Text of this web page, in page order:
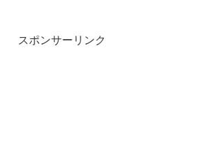
スポンサーリンク